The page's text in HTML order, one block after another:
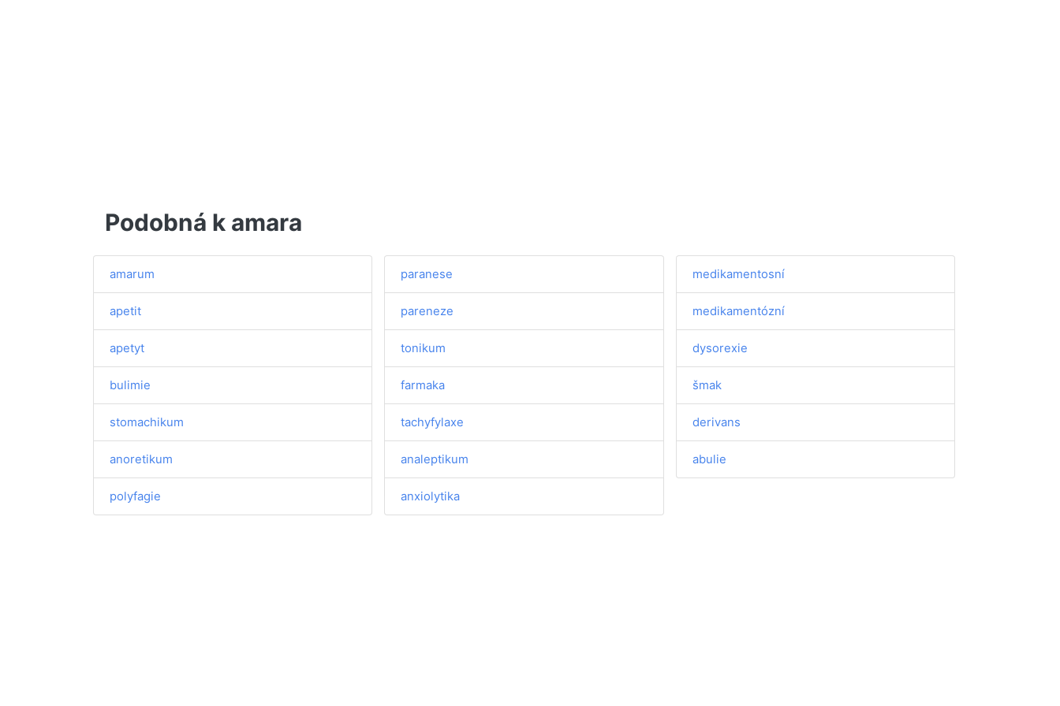
Podobná k amara
amarum
apetit
apetyt
bulimie
stomachikum
anoretikum
polyfagie
paranese
pareneze
tonikum
farmaka
tachyfylaxe
analeptikum
anxiolytika
medikamentosní
medikamentózní
dysorexie
šmak
derivans
abulie